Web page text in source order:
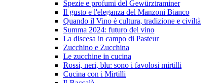
Spezie e profumi del Gewürztraminer
Il gusto e l'eleganza del Manzoni Bianco
Quando il Vino è cultura, tradizione e civiltà
Summa 2024: futuro del vino
La discesa in campo di Pasteur
Zucchino e Zucchina
Le zucchine in cucina
Rossi, neri, blu: sono i favolosi mirtilli
Cucina con i Mirtilli